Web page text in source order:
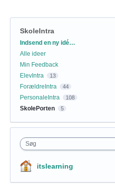
SkoleIntra
Kategorier
Indsend en ny idé…
Alle ideer
Min Feedback
ElevIntra
13
ForældreIntra 44
PersonaleIntra 108
SkolePorten 5
Søg
itslearning